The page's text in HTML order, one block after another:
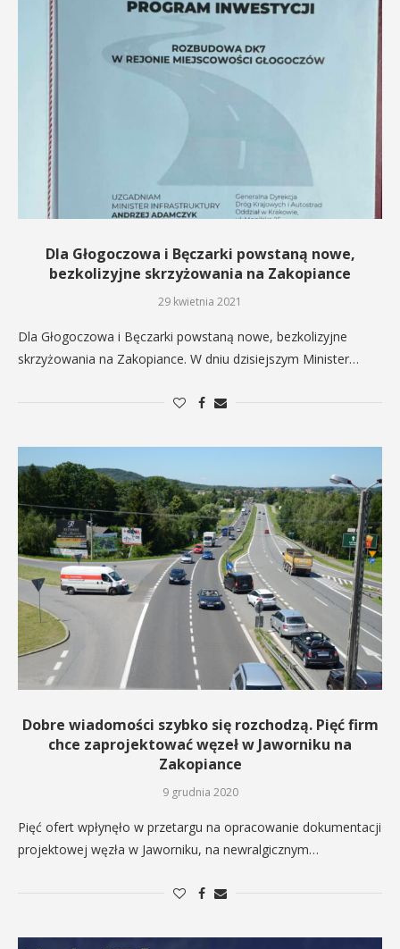
Dla Głogoczowa i Bęczarki powstaną nowe,
bezkolizyjne skrzyżowania na Zakopiance
29 kwietnia 2021
Dla Głogoczowa i Bęczarki powstaną nowe, bezkolizyjne
skrzyżowania na Zakopiance. W dniu dzisiejszym Minister…
Dobre wiadomości szybko się rozchodzą. Pięć firm
chce zaprojektować węzeł w Jaworniku na
Zakopiance
9 grudnia 2020
Pięć ofert wpłynęło w przetargu na opracowanie dokumentacji
projektowej węzła w Jaworniku, na newralgicznym…